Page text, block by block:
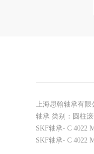
上海思翰轴承有限
轴承 类别：圆柱
SKF轴承- C 4022
SKF轴承- C 4022